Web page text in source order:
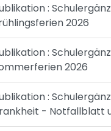
:
2026
:
2026
:
- Notfallblatt